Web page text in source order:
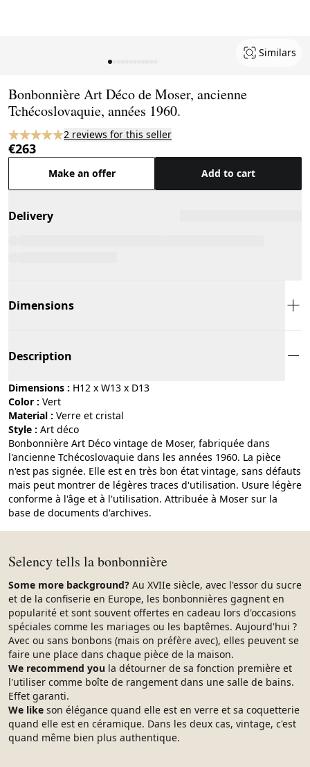
Similars
Bonbonnière Art Déco de Moser, ancienne
Tchécoslovaquie, années 1960.
2 reviews for this seller
€263
Make an offer Add to cart
Delivery
Dimensions
Description
Dimensions : H12 x W13 x D13
Color :
vert
Material :
verre et cristal
Style :
art déco
Bonbonnière Art Déco vintage de Moser, fabriquée dans
l'ancienne Tchécoslovaquie dans les années 1960. La pièce
n'est pas signée. Elle est en très bon état vintage, sans défauts
mais peut montrer de légères traces d'utilisation. Usure légère
conforme à l'âge et à l'utilisation. Attribuée à Moser sur la
base de documents d'archives.
Selency tells la bonbonnière
Some more background? Au XVIIe siècle, avec l'essor du sucre
et de la confiserie en Europe, les bonbonnières gagnent en
popularité et sont souvent offertes en cadeau lors d'occasions
spéciales comme les mariages ou les baptêmes. Aujourd'hui ?
Avec ou sans bonbons (mais on préfère avec), elles peuvent se
faire une place dans chaque pièce de la maison.
We recommend you la détourner de sa fonction première et
l'utiliser comme boîte de rangement dans une salle de bains.
Effet garanti.
We like son élégance quand elle est en verre et sa coquetterie
quand elle est en céramique. Dans les deux cas, vintage, c'est
quand même bien plus authentique.